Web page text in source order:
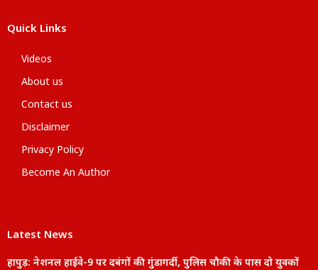
Quick Links
Videos
About us
Contact us
Disclaimer
Privacy Policy
Become An Author
Latest News
हापुड़: नेशनल हाईवे-9 पर दबंगों की गुंडागर्दी, पुलिस चौकी के पास दो युवकों